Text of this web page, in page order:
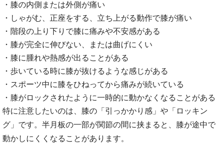
・膝の内側または外側が痛い
・しゃがむ、正座をする、立ち上がる動作で膝が痛い
・階段の上り下りで膝に痛みや不安感がある
・膝が完全に伸びない、または曲げにくい
・膝に腫れや熱感が出ることがある
・歩いている時に膝が抜けるような感じがある
・スポーツ中に膝をひねってから痛みが続いている
・膝がロックされたように一時的に動かなくなることがある
特に注意したいのは、膝の「引っかかり感」や「ロッキン
グ」です。半月板の一部が関節の間に挟まると、膝が途中で
動かしにくくなることがあります。